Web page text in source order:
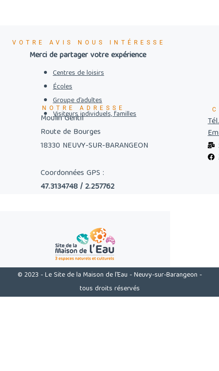
VOTRE AVIS NOUS INTÉRESSE
Merci de partager votre expérience
Centres de loisirs
Écoles
Groupe d’adultes
Visiteurs individuels, familles
NOTRE ADRESSE
Moulin Gentil
Route de Bourges
18330 NEUVY-SUR-BARANGEON
Coordonnées GPS :
47.3134748 / 2.257762
© 2023 - Le Site de la Maison de l'Eau - Neuvy-sur-Barangeon -
tous droits réservés